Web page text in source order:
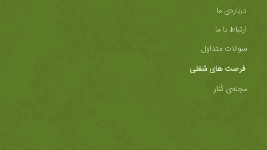
درباره‌ی ما
ارتباط با ما
سوالات متداول
فرصت های شغلی
مجله‌ی کُنار